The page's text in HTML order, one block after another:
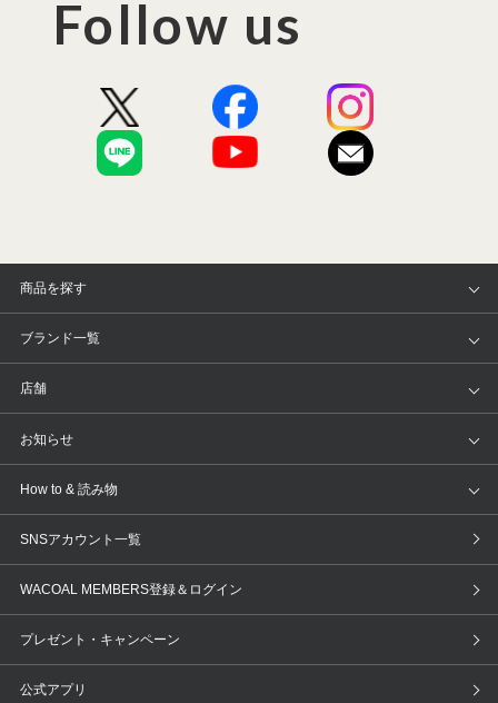
Follow us
商品を探す
アイテム
トピックス
ブランド一覧
WACOAL
AMPHI une nana cool
OUR WACOAL
WACOAL Remamma
店舗
店舗を探す
ブラ無料診断
3Dボディスキャン
お知らせ
新着情報
商品回収
ニュース＆トピックス
How to & 読み物
下着の基礎知識
ブラパン ワコールスタイル
大人の工場見学inベトナム
SNSアカウント一覧
WACOAL MEMBERS登録＆ログイン
プレゼント・キャンペーン
公式アプリ